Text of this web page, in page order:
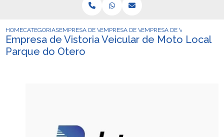
HOMECATEGORIASEMPRESA DE VISTORIA VEICULAR
EMPRESA DE VISTORIA VEICULAR
EMPRESA DE VISTORIA
Empresa de Vistoria Veicular de Moto Local
Parque do Otero